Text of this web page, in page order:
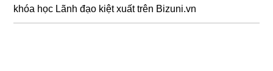
khóa học Lãnh đạo kiệt xuất trên Bizuni.vn